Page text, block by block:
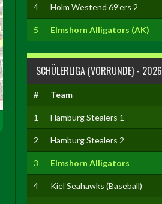
4 Holm Westend 69'ers 2
5 Elmshorn Alligators (AK)
SCHÜLERLIGA (VORRUNDE) - 2026
# Team
1 Hamburg Stealers 1
2 Hamburg Stealers 2
3 Elmshorn Alligators
4 Kiel Seahawks (Baseball)